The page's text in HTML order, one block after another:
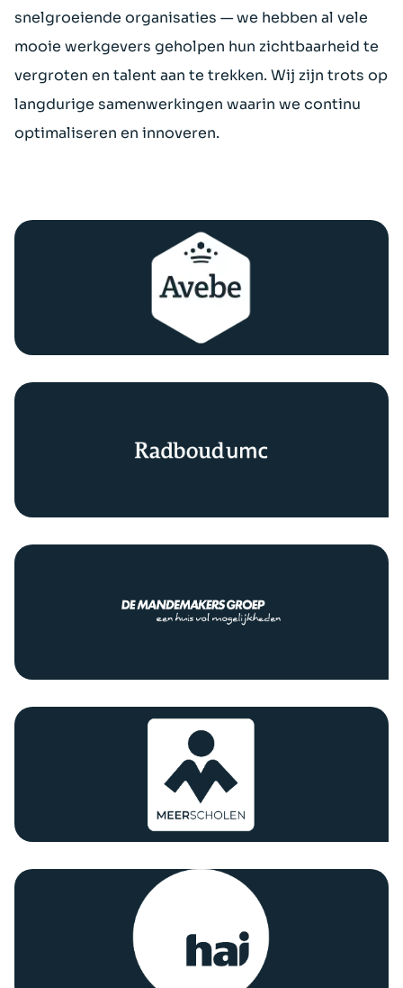
snelgroeiende organisaties — we hebben al vele
mooie werkgevers geholpen hun zichtbaarheid te
vergroten en talent aan te trekken. Wij zijn trots op
langdurige samenwerkingen waarin we continu
optimaliseren en innoveren.